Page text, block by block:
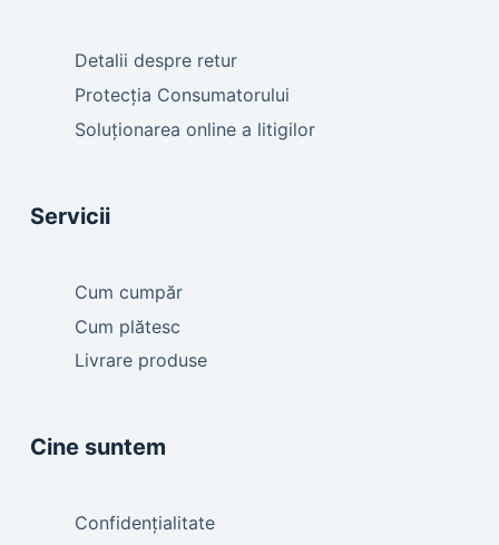
Detalii despre retur
Protecția Consumatorului
Soluționarea online a litigilor
Servicii
Cum cumpăr
Cum plătesc
Livrare produse
Cine suntem
Confidențialitate